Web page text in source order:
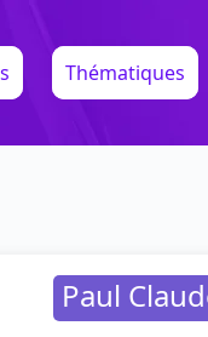
Thématiques
Paul